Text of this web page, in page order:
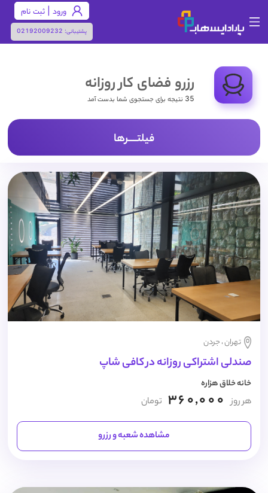
پشتیبانی: 02192009232
ورود | ثبت نام
رزرو فضای کار روزانه
35 نتیجه برای جستجوی شما بدست آمد
فیلتـــــرها
تهران ، جردن
صندلی اشتراکی روزانه در کافی شاپ
خانه خلاق هزاره
هر روز 360,000 تومان
مشاهده شعبه و رزرو